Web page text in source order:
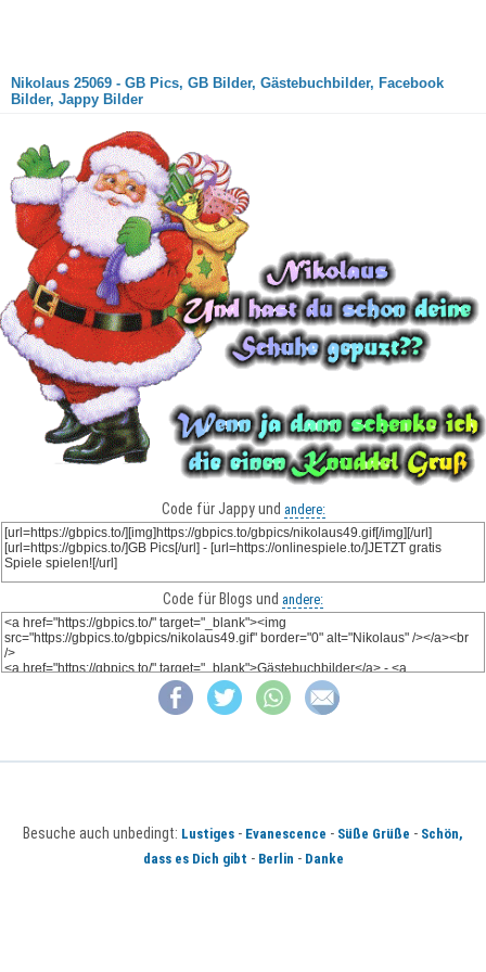
Nikolaus 25069 - GB Pics, GB Bilder, Gästebuchbilder, Facebook
Bilder, Jappy Bilder
Code für Jappy und andere:
Code für Blogs und andere:
Besuche auch unbedingt: Lustiges - Evanescence - Süße Grüße - Schön,
dass es Dich gibt - Berlin - Danke